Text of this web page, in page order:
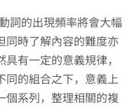
詞的出現頻率將會大幅
同時了解內容的難度亦
有一定的意義規律，
同的組合之下，意義上
個系列，整理相關的複